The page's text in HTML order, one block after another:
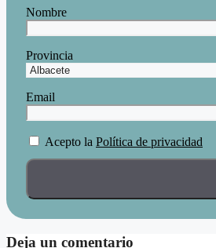
Nombre
Provincia
Email
Acepto la Política de privacidad
Deja un comentario